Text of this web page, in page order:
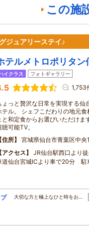
この施
ジュアリーステイ♪
テルメトロポリタン
イクラス フォトギャラリー
1,753
ょっと贅沢な日常を実現する仙
テル。 シェフこだわりの地元
と和定食からお選びいただけ
聴可能TV。
住所
宮城県仙台市青葉区中
アクセス
JR仙台駅西口より
道仙台宮城ICより車で20分 駐
大切な方と極上なひと時をお…